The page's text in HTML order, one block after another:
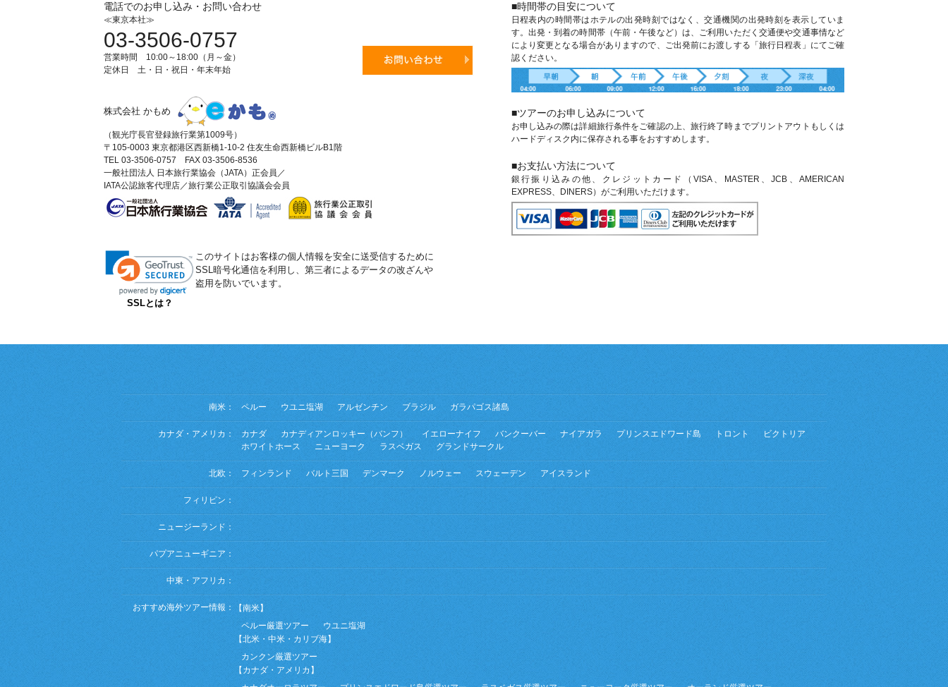
電話でのお申し込み・お問い合わせ
≪東京本社≫
03-3506-0757
営業時間 10:00～18:00（月～金）
定休日 土・日・祝日・年末年始
株式会社 かもめ
（観光庁長官登録旅行業第1009号）
〒105-0003 東京都港区西新橋1-10-2 住友生命西新橋ビルB1階
TEL 03-3506-0757 FAX 03-3506-8536
一般社団法人 日本旅行業協会（JATA）正会員／
IATA公認旅客代理店／旅行業公正取引協議会会員
■時間帯の目安について
日程表内の時間帯はホテルの出発時刻ではなく、交通機関の出発時刻を表示していま
す。出発・到着の時間帯（午前・午後など）は、ご利用いただく交通便や交通事情など
により変更となる場合がありますので、ご出発前にお渡しする「旅行日程表」にてご確
認ください。
■ツアーのお申し込みについて
お申し込みの際は詳細旅行条件をご確認の上、旅行終了時までプリントアウトもしくは
ハードディスク内に保存される事をおすすめします。
■お支払い方法について
銀行振り込みの他、クレジットカード（VISA、MASTER、JCB、AMERICAN
EXPRESS、DINERS）がご利用いただけます。
SSLとは？
このサイトはお客様の個人情報を安全に送受信するために
SSL暗号化通信を利用し、第三者によるデータの改ざんや
盗用を防いでいます。
南米： ペルー ウユニ塩湖 アルゼンチン ブラジル ガラパゴス諸島
カナダ・アメリカ： カナダ カナディアンロッキー（バンフ） イエローナイフ バンクーバー ナイアガラ プリンスエドワード島 トロント
ビクトリア
ホワイトホース
ニューヨーク ラスベガス グランドサークル
北欧： フィンランド バルト三国 デンマーク ノルウェー スウェーデン アイスランド
フィリピン：
ニュージーランド：
パプアニューギニア：
中東・アフリカ：
おすすめ海外ツアー情報：
【南米】
ペルー厳選ツアー
ウユニ塩湖
【北米・中米・カリブ海】
カンクン厳選ツアー
【カナダ・アメリカ】